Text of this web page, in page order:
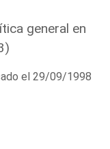
general en
el 29/09/1998